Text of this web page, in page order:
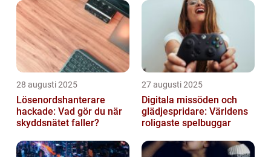
28 augusti 2025
Lösenordshanterare
hackade: Vad gör du när
skyddsnätet faller?
27 augusti 2025
Digitala missöden och
glädjespridare: Världens
roligaste spelbuggar